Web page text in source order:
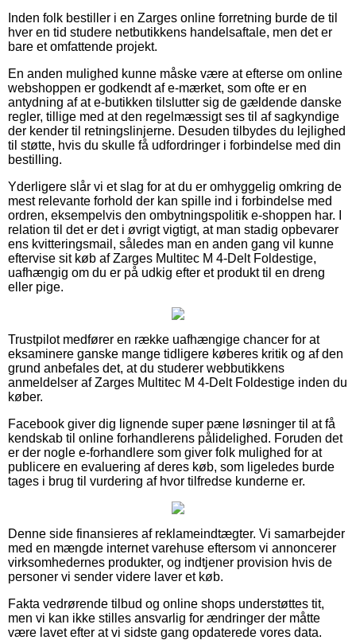
Inden folk bestiller i en Zarges online forretning burde de til
hver en tid studere netbutikkens handelsaftale, men det er
bare et omfattende projekt.
En anden mulighed kunne måske være at efterse om online
webshoppen er godkendt af e-mærket, som ofte er en
antydning af at e-butikken tilslutter sig de gældende danske
regler, tillige med at den regelmæssigt ses til af sagkyndige
der kender til retningslinjerne. Desuden tilbydes du lejlighed
til støtte, hvis du skulle få udfordringer i forbindelse med din
bestilling.
Yderligere slår vi et slag for at du er omhyggelig omkring de
mest relevante forhold der kan spille ind i forbindelse med
ordren, eksempelvis den ombytningspolitik e-shoppen har. I
relation til det er det i øvrigt vigtigt, at man stadig opbevarer
ens kvitteringsmail, således man en anden gang vil kunne
eftervise sit køb af Zarges Multitec M 4-Delt Foldestige,
uafhængig om du er på udkig efter et produkt til en dreng
eller pige.
Trustpilot medfører en række uafhængige chancer for at
eksaminere ganske mange tidligere køberes kritik og af den
grund anbefales det, at du studerer webbutikkens
anmeldelser af Zarges Multitec M 4-Delt Foldestige inden du
køber.
Facebook giver dig lignende super pæne løsninger til at få
kendskab til online forhandlerens pålidelighed. Foruden det
er der nogle e-forhandlere som giver folk mulighed for at
publicere en evaluering af deres køb, som ligeledes burde
tages i brug til vurdering af hvor tilfredse kunderne er.
Denne side finansieres af reklameindtægter. Vi samarbejder
med en mængde internet varehuse eftersom vi annoncerer
virksomhedernes produkter, og indtjener provision hvis de
personer vi sender videre laver et køb.
Fakta vedrørende tilbud og online shops understøttes tit,
men vi kan ikke stilles ansvarlig for ændringer der måtte
være lavet efter at vi sidste gang opdaterede vores data.